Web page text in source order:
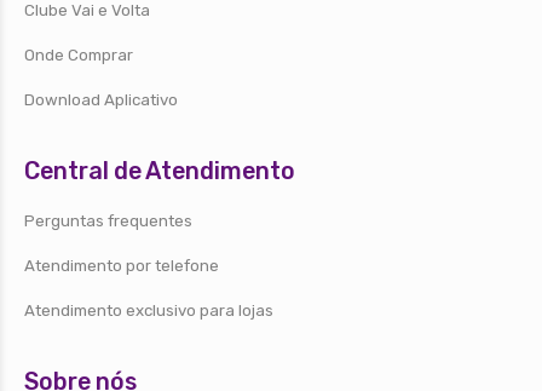
Clube Vai e Volta
Onde Comprar
Download Aplicativo
Central de Atendimento
Perguntas frequentes
Atendimento por telefone
Atendimento exclusivo para lojas
Sobre nós